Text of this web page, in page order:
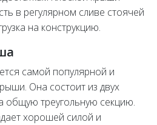
в регулярном сливе стоячей
на конструкцию.
самой популярной и
Она состоит из двух
общую треугольную секцию.
хорошей силой и